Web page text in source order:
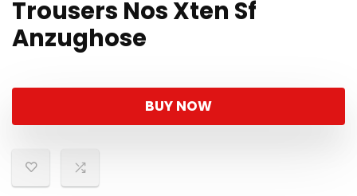
Trousers Nos Xten Sf
Anzughose
BUY NOW